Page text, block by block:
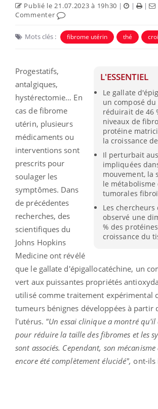
Publié le 21.07.2023 à 19h30 | | |
Commenter
Mots clés : fibrome utérin thé
L'ESSENTIEL
Le gallate
un composé
réduirait de 46
niveaux de
protéine
la croissance
Il perturbait
impliquées
mouvement, la
le métabolisme
tumorales
Les
observé une
% des
croissance du
Progestatifs,
antalgiques,
hystérectomie… En
cas de fibrome
utérin, plusieurs
médicaments ou
interventions sont
prescrits pour
soulager les
symptômes. Dans
de précédentes
recherches, des
scientifiques du
Johns Hopkins
Medicine ont révélé
que le gallate d'épigallocatéchine, un
vert aux puissantes propriétés
utilisé comme traitement expérimental
tumeurs bénignes développées à partir
l’utérus. "Un essai clinique a montré qu'il
pour réduire la taille des fibromes et les
sont associés. Cependant, son
encore été complètement élucidé", ont-ils